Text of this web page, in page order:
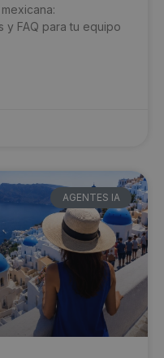
y FAQ para tu equipo
AGENTES IA